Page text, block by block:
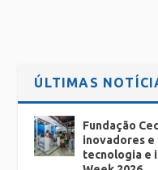
ÚLTIMAS
Fundação
inovadores e
tecnologia e